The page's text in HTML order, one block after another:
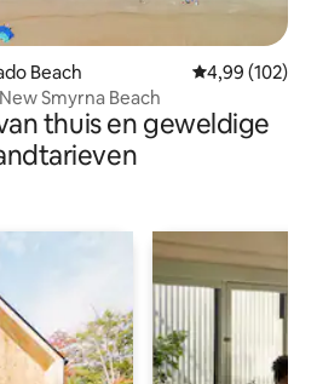
Beach Gemiddelde
4,99 (102)
Smyrna Beach
thuis en geweldige